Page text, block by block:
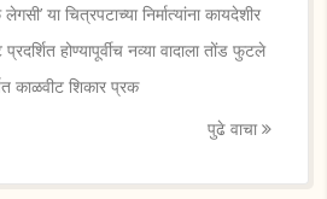
या चित्रपटाच्या निर्मात्यांना कायदेशीर
होण्यापूर्वीच नव्या वादाला तोंड फुटले
काळवीट शिकार प्रक
पुढे वाचा